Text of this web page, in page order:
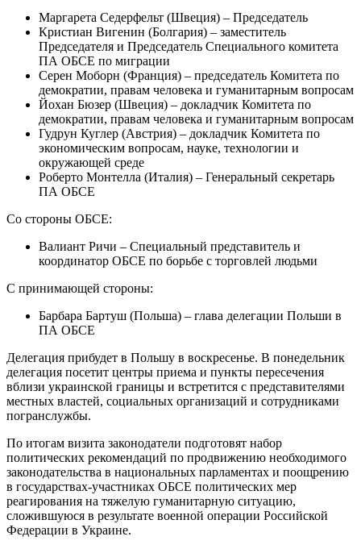
Маргарета Седерфельт (Швеция) – Председатель
Кристиан Вигенин (Болгария) – заместитель
Председателя и Председатель Специального комитета
ПА ОБСЕ по миграции
Серен Моборн (Франция) – председатель Комитета по
демократии, правам человека и гуманитарным вопросам
Йохан Бюзер (Швеция) – докладчик Комитета по
демократии, правам человека и гуманитарным вопросам
Гудрун Куглер (Австрия) – докладчик Комитета по
экономическим вопросам, науке, технологии и
окружающей среде
Роберто Монтелла (Италия) – Генеральный секретарь
ПА ОБСЕ
Со стороны ОБСЕ:
Валиант Ричи – Специальный представитель и
координатор ОБСЕ по борьбе с торговлей людьми
С принимающей стороны:
Барбара Бартуш (Польша) – глава делегации Польши в
ПА ОБСЕ
Делегация прибудет в Польшу в воскресенье. В понедельник
делегация посетит центры приема и пункты пересечения
вблизи украинской границы и встретится с представителями
местных властей, социальных организаций и сотрудниками
погранслужбы.
По итогам визита законодатели подготовят набор
политических рекомендаций по продвижению необходимого
законодательства в национальных парламентах и поощрению
в государствах-участниках ОБСЕ политических мер
реагирования на тяжелую гуманитарную ситуацию,
сложившуюся в результате военной операции Российской
Федерации в Украине.